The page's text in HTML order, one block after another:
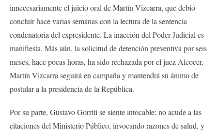
innecesariamente el juicio oral de Martín Vizcarra, que debió
concluir hace varias semanas con la lectura de la sentencia
condenatoria del expresidente. La inacción del Poder Judicial es
manifiesta. Más aún, la solicitud de detención preventiva por seis
meses, hace pocas horas, ha sido rechazada por el juez Alcocer.
Martín Vizcarra seguirá en campaña y mantendrá su ánimo de
postular a la presidencia de la República.
Por su parte, Gustavo Gorriti se siente intocable: no acude a las
citaciones del Ministerio Público, invocando razones de salud, y